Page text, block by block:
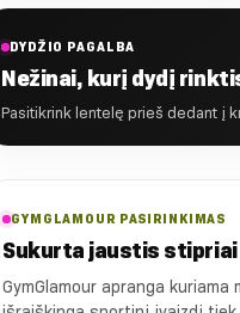
DYDŽIO PAGALBA
Nežinai, kurį dydį
Pasitikrink lentelę prieš dedant į
GYMGLAMOUR PASIRINKIMAS
Sukurta jaustis stipriai
GymGlamour apranga